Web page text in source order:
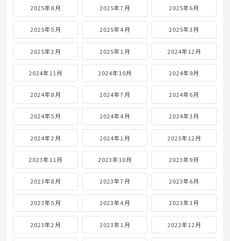
2025年8月 2025年7月 2025年6月
2025年5月 2025年4月 2025年3月
2025年2月 2025年1月 2024年12月
2024年11月 2024年10月 2024年9月
2024年8月 2024年7月 2024年6月
2024年5月 2024年4月 2024年3月
2024年2月 2024年1月 2023年12月
2023年11月 2023年10月 2023年9月
2023年8月 2023年7月 2023年6月
2023年5月 2023年4月 2023年3月
2023年2月 2023年1月 2022年12月